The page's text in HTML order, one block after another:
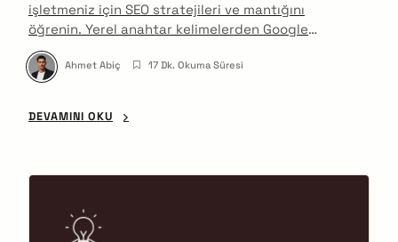
işletmeniz için SEO stratejileri ve mantığını
öğrenin. Yerel anahtar kelimelerden Google
İşletme Profiline kadar her adımı keşfedin, arama
sonuçlarında üst sıralara çıkın.
Ahmet Abiç 17 Dk. Okuma Süresi
DEVAMINI OKU